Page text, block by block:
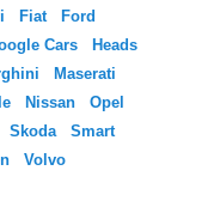
Fiat
Ford
Cars
Heads
Maserati
Nissan
Opel
Skoda
Smart
Volvo